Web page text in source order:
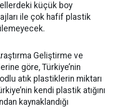
küçük boy
ile çok hafif plastik
Geliştirme ve
göre, Türkiye’nin
atık plastiklerin miktarı
kendi plastik atığını
kaynaklandığı